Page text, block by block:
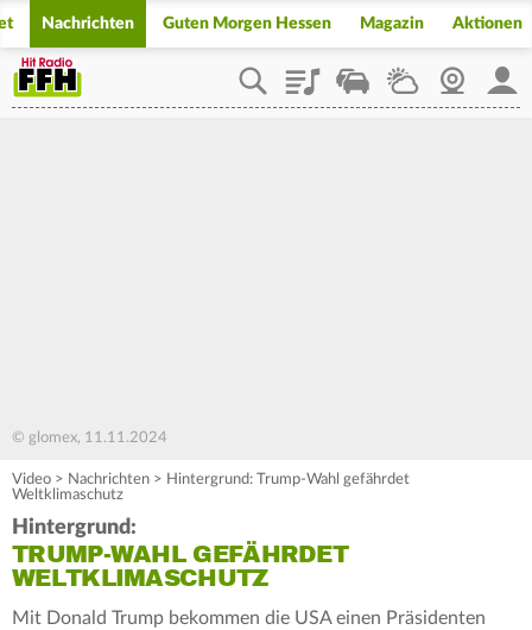
Nachrichten Guten Morgen Hessen Magazin Aktionen
PlaylistStaupilotWetterWebcam
© glomex, 11.11.2024
Video > Nachrichten > Hintergrund: Trump-Wahl gefährdet
Weltklimaschutz
Hintergrund:
TRUMP-WAHL GEFÄHRDET
WELTKLIMASCHUTZ
Mit Donald Trump bekommen die USA einen Präsidenten